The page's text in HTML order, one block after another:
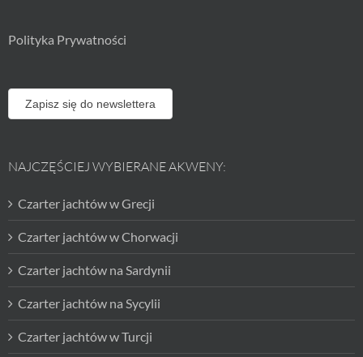
Polityka Prywatności
Zapisz się do newslettera
NAJCZĘŚCIEJ WYBIERANE AKWENY:
Czarter jachtów w Grecji
Czarter jachtów w Chorwacji
Czarter jachtów na Sardynii
Czarter jachtów na Sycylii
Czarter jachtów w Turcji